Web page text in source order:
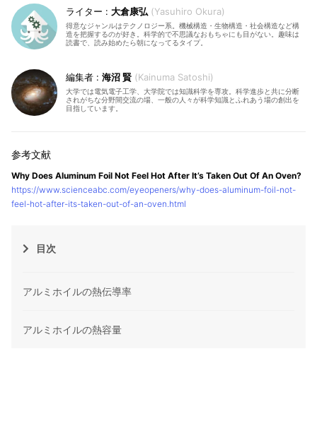
大倉康弘 Yasuhiro Okura
得意なジャンルはテクノロジー系。機械構造・生物構造・社会構造など構
造を把握するのが好き。科学的で不思議なおもちゃにも目がない。趣味は
読書で、読み始めたら朝になってるタイプ。
海沼 賢 Kainuma Satoshi
大学では電気電子工学、大学院では知識科学を専攻。科学進歩と共に分断
されがちな分野間交流の場、一般の人々が科学知識とふれあう場の創出を
目指しています。
Why Does Aluminum Foil Not Feel Hot After It’s Taken Out Of An Oven?
https://www.scienceabc.com/eyeopeners/why-does-aluminum-foil-not-
feel-hot-after-its-taken-out-of-an-oven.html
目次
アルミホイルの熱伝導率
アルミホイルの熱容量